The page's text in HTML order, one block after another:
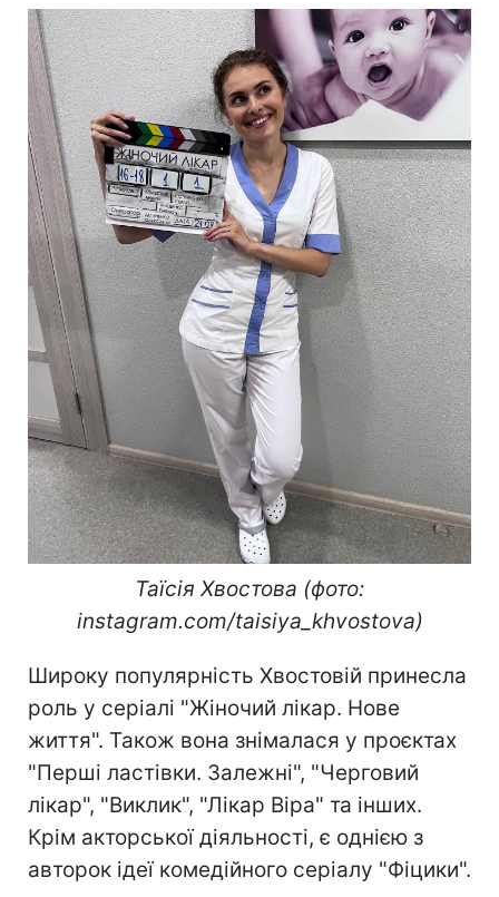
Таїсія Хвостова (фото:
instagram.com/taisiya_khvostova)
Широку популярність Хвостовій принесла
роль у серіалі "Жіночий лікар. Нове
життя". Також вона знімалася у проєктах
"Перші ластівки. Залежні", "Черговий
лікар", "Виклик", "Лікар Віра" та інших.
Крім акторської діяльності, є однією з
авторок ідеї комедійного серіалу "Фіцики".